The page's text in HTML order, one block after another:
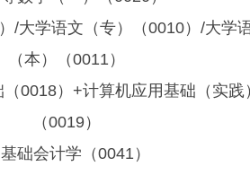
/大学语文（专）（0010）/大学
（本）（0011）
0018）+计算机应用基础（实践
（0019）
础会计学（0041）